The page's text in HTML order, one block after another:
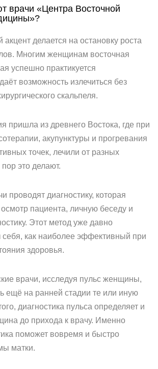
врачи «Центра Восточной
делается на остановку роста
Многим женщинам восточная
успешно практикуется
возможность излечиться без
скальпеля.
пришла из древнего Востока, где при
акупунктуры и прогревания
точек, лечили от разных
это делают.
проводят диагностику, которая
пациента, личную беседу и
Этот метод уже давно
себя, как наиболее эффективный при
здоровья.
врачи, исследуя пульс женщины,
ещё на ранней стадии те или иную
диагностика пульса определяет и
до прихода к врачу. Именно
поможет вовремя и быстро
матки.